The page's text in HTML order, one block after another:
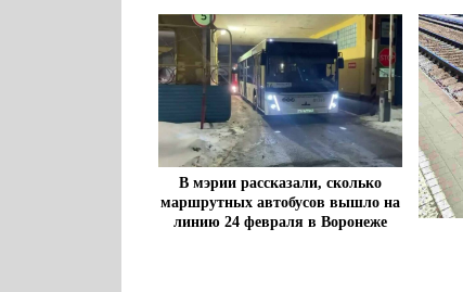
В мэрии рассказали, сколько
маршрутных автобусов вышло на
линию 24 февраля в Воронеже